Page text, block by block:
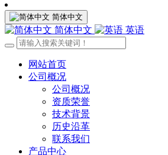
简体中文
简体中文 英语
网站首页
公司概况
公司概况
资质荣誉
技术背景
历史沿革
联系我们
产品中心